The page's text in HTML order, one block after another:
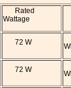
Rated
Wattage
72 W
72 W